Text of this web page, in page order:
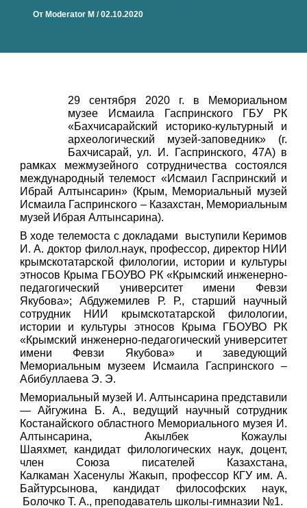
От Moderator M /02.10.2020
29 сентября 2020 г. в Мемориальном
музее Исмаила Гаспринского ГБУ РК
«Бахчисарайский историко-культурный и
археологический музей-заповедник» (г.
Бахчисарай, ул. И. Гаспринского, 47А) в
рамках межмузейного сотрудничества состоялся
международный телемост «Исмаил Гаспринский и
Ибрай Алтынсарин» (Крым, Мемориальный музей
Исмаила Гаспринского – Казахстан, Мемориальным
музей Ибрая Алтынсарина).
В ходе телемоста с докладами выступили Керимов
И. А. доктор филол.наук, профессор, директор НИИ
крымскотатарской филологии, истории и культуры
этносов Крыма ГБОУВО РК «Крымский инженерно-
педагогический университет имени Февзи
Якубова»; Абдужемилев Р. Р., старший научный
сотрудник НИИ крымскотатарской филологии,
истории и культуры этносов Крыма ГБОУВО РК
«Крымский инженерно-педагогический университет
имени Февзи Якубова» и заведующий
Мемориальным музеем Исмаила Гаспринского –
Абибуллаева Э. Э.
Мемориальный музей И. Алтынсарина представили
— Айгужина Б. А.,
ведущий научный сотрудник
Костанайского областного Мемориального музея И.
Алтынсарина, Акылбек Кожаулы
Шаяхмет, кандидат филологических наук, доцент,
член Союза писателей Казахстана,
Калкаман Хасенулы Жакып, профессор КГУ им. А.
Байтурсынова, кандидат философских наук,
Болочко Т. А., преподаватель школы-гимназии №1.